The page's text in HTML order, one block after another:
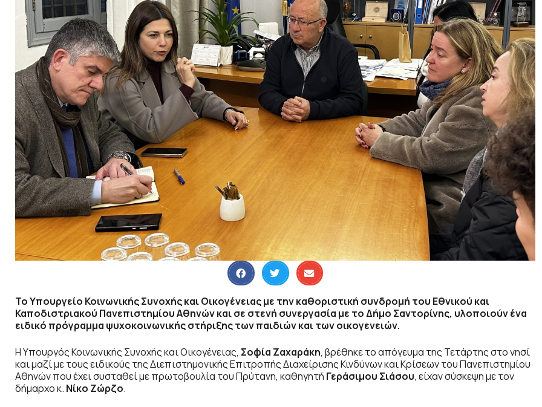
Το Υπουργείο Κοινωνικής Συνοχής και Οικογένειας με την καθοριστική συνδρομή του Εθνικού και
Καποδιστριακού Πανεπιστημίου Αθηνών και σε στενή συνεργασία με το Δήμο Σαντορίνης, υλοποιούν ένα
ειδικό πρόγραμμα ψυχοκοινωνικής στήριξης των παιδιών και των οικογενειών.
Η Υπουργός Κοινωνικής Συνοχής και Οικογένειας, Σοφία Ζαχαράκη, βρέθηκε το απόγευμα της Τετάρτης στο νησί
και μαζί με τους ειδικούς της Διεπιστημονικής Επιτροπής Διαχείρισης Κινδύνων και Κρίσεων του Πανεπιστημίου
Αθηνών που έχει συσταθεί με πρωτοβουλία του Πρύτανη, καθηγητή Γεράσιμου Σιάσου, είχαν σύσκεψη με τον
δήμαρχο κ. Νίκο Ζώρζο.